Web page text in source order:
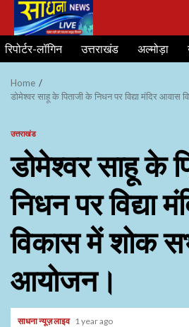
Skip
to
content
रिपोर्टर-लॉगिन उत्तराखंड अल्मोड़ा
Home
डोमेश्वर साहू के पिताजी के निधन पर विद्या मंदिर
उत्तराखंड
डोमेश्वर साहू के
निधन पर विद्या
विकास में शोक
आयोजन।
साधना न्यूज़ लाइव 1 year ago